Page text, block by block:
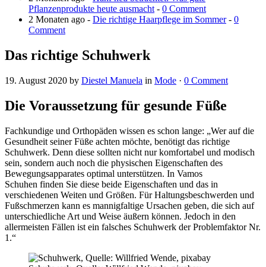
Pflanzenprodukte heute ausmacht - 0 Comment
2 Monaten ago - Die richtige Haarpflege im Sommer- 0
Comment
Das richtige Schuhwerk
19. August 2020 by Diestel Manuela in Mode · 0 Comment
Die Voraussetzung für gesunde Füße
Fachkundige und Orthopäden wissen es schon lange: „Wer auf die
Gesundheit seiner Füße achten möchte, benötigt das richtige
Schuhwerk. Denn diese sollten nicht nur komfortabel und modisch
sein, sondern auch noch die physischen Eigenschaften des
Bewegungsapparates optimal unterstützen. In Vamos
Schuhen finden Sie diese beide Eigenschaften und das in
verschiedenen Weiten und Größen. Für Haltungsbeschwerden und
Fußschmerzen kann es mannigfaltige Ursachen geben, die sich auf
unterschiedliche Art und Weise äußern können. Jedoch in den
allermeisten Fällen ist ein falsches Schuhwerk der Problemfaktor Nr.
1.“